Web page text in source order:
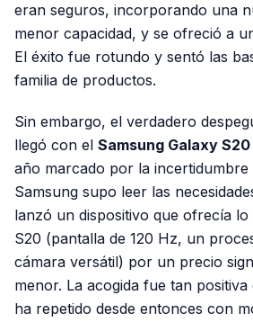
eran seguros, incorporando una
menor capacidad, y se ofreció a
El éxito fue rotundo y sentó las
familia de productos.
Sin embargo, el verdadero
llegó con el Samsung Galaxy S20
año marcado por la incertidumbre
Samsung supo leer las
lanzó un dispositivo que ofrecía lo
S20 (pantalla de 120 Hz, un
cámara versátil) por un precio
menor. La acogida fue tan
ha repetido desde entonces con